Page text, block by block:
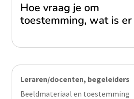
Hoe vraag je om
toestemming, wat is er
Leraren/docenten, begeleiders
Beeldmateriaal en toestemming